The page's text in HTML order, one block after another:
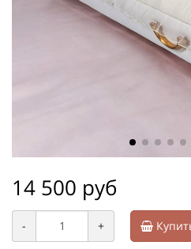
14 500 руб
- +